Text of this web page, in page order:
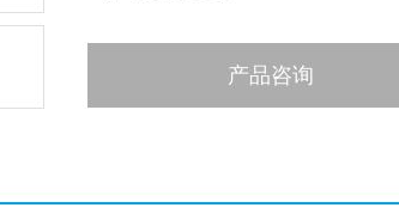
产品咨询